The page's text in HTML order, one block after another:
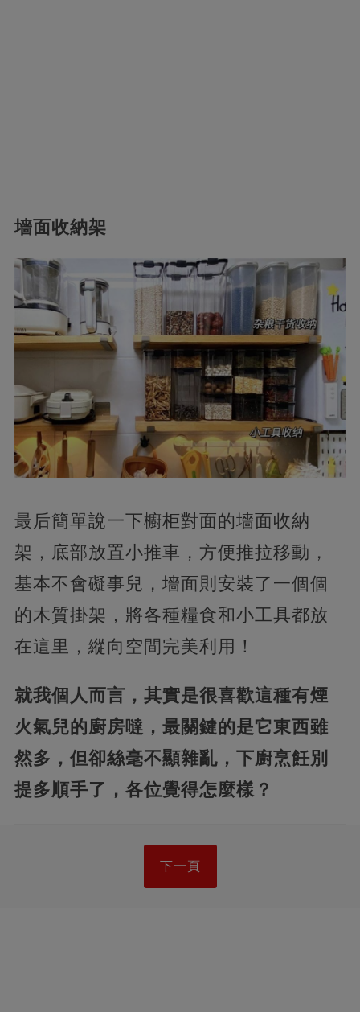
墻面收納架
最后簡單說一下櫥柜對面的墻面收納
架，底部放置小推車，方便推拉移動，
基本不會礙事兒，墻面則安裝了一個個
的木質掛架，將各種糧食和小工具都放
在這里，縱向空間完美利用！
就我個人而言，其實是很喜歡這種有煙
火氣兒的廚房噠，最關鍵的是它東西雖
然多，但卻絲毫不顯雜亂，下廚烹飪別
提多順手了，各位覺得怎麼樣？
下一頁